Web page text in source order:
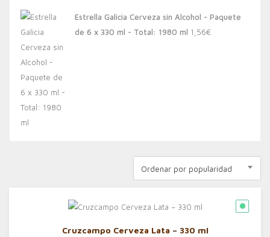
Estrella Galicia Cerveza sin Alcohol - Paquete
de 6 x 330 ml - Total: 1980 ml 1,56€
Ordenar por popularidad
Cruzcampo Cerveza Lata – 330 ml